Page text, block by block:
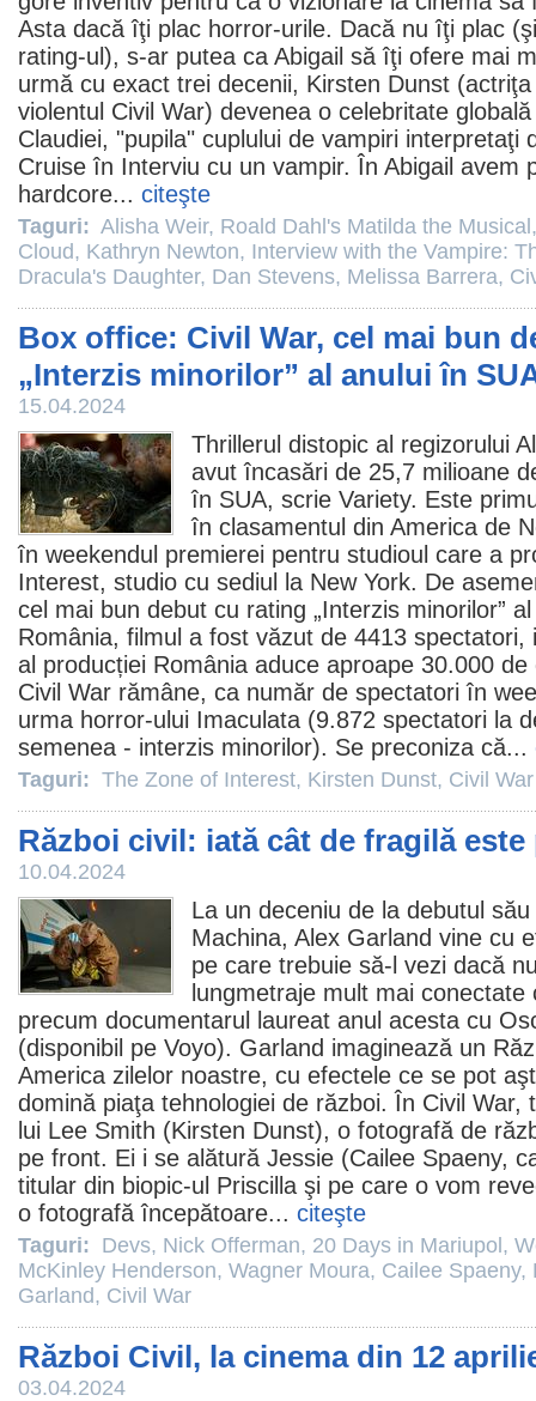
Asta dacă îţi plac horror-urile. Dacă nu îţi plac
rating-ul), s-ar putea ca Abigail să îţi ofere mai
urmă cu exact trei decenii, Kirsten Dunst
violentul Civil War) devenea o celebritate
Claudiei, "pupila" cuplului de vampiri interpretaţi
Cruise în Interviu cu un vampir. În Abigail avem
hardcore... citeşte
Taguri: Alisha Weir, Roald Dahl's Matilda the Musical
Cloud, Kathryn Newton, Interview with the Vampire:
Dracula's Daughter, Dan Stevens, Melissa Barrera,
Box office: Civil War, cel mai bun
„Interzis minorilor” al anului în
15.04.2024
Thrillerul distopic al regizorului
avut încasări de 25,7 milioane
în SUA, scrie Variety. Este
în clasamentul din America de
în weekendul premierei pentru studioul care a
Interest, studio cu sediul la New York. De
cel mai bun debut cu rating „Interzis minorilor”
România, filmul a fost văzut de 4413 spectatori,
al producției România aduce aproape 30.000
Civil War rămâne, ca număr de spectatori în
urma horror-ului Imaculata (9.872 spectatori la
semenea - interzis minorilor). Se preconiza că...
Taguri: The Zone of Interest, Kirsten Dunst, Civil War
Război civil: iată cât de fragilă este
10.04.2024
La un deceniu de la debutul
Machina, Alex Garland vine cu
pe care trebuie să-l vezi dacă
lungmetraje mult mai
precum documentarul laureat anul acesta cu
(disponibil pe Voyo). Garland imaginează un
America zilelor noastre, cu efectele ce se pot
domină piaţa tehnologiei de război. În Civil War,
lui Lee Smith (Kirsten Dunst), o fotografă de
pe front. Ei i se alătură Jessie (Cailee Spaeny,
titular din biopic-ul Priscilla şi pe care o vom
o fotografă începătoare... citeşte
Taguri: Devs, Nick Offerman, 20 Days in Mariupol ,
McKinley Henderson, Wagner Moura, Cailee Spaeny,
Garland, Civil War
Război Civil, la cinema din 12
03.04.2024